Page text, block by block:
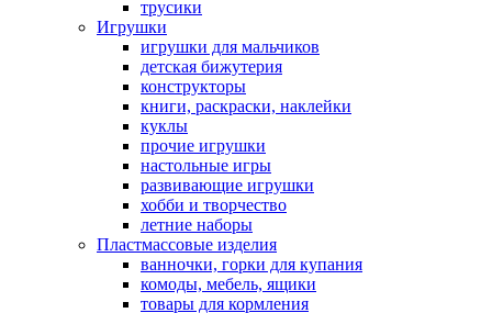
трусики
Игрушки
игрушки для мальчиков
детская бижутерия
конструкторы
книги, раскраски, наклейки
куклы
прочие игрушки
настольные игры
развивающие игрушки
хобби и творчество
летние наборы
Пластмассовые изделия
ванночки, горки для купания
комоды, мебель, ящики
товары для кормления